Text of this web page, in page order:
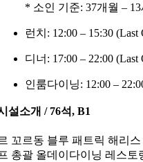
* 소인 기준: 37개월 –
런치: 12:00 – 15:30 (Last
디너: 17:00 – 22:00 (Last
인룸다이닝: 12:00 –
설소개 / 76석, B1
꼬르동 블루 패트릭 해리
총괄 올데이다이닝 레스토